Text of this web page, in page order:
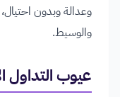
وعدالة وبدون
والوسيط.
عيوب التداول